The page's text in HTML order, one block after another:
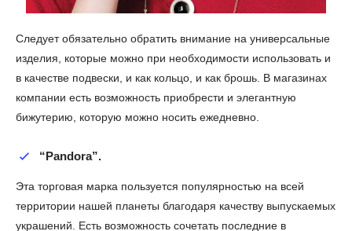
Следует обязательно обратить внимание на универсальные
изделия, которые можно при необходимости использовать и
в качестве подвески, и как кольцо, и как брошь. В магазинах
компании есть возможность приобрести и элегантную
бижутерию, которую можно носить ежедневно.
“Pandora”.
Эта торговая марка пользуется популярностью на всей
территории нашей планеты благодаря качеству выпускаемых
украшений. Есть возможность сочетать последние в